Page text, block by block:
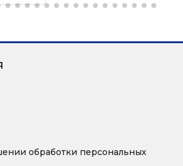
обработки персональных